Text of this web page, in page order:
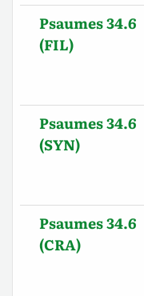
Psaumes 34.6
(FIL)
Psaumes 34.6
(SYN)
Psaumes 34.6
(CRA)